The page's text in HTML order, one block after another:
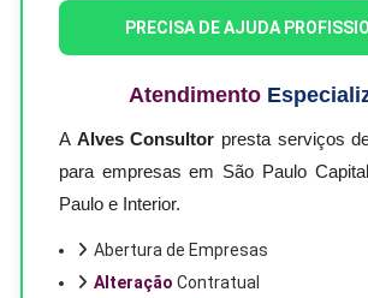
PRECISA DE AJUDA
Atendimento
A Alves Consultor presta serviços
para empresas em São Paulo
Paulo e Interior.
Abertura de Empresas
Alteração Contratual